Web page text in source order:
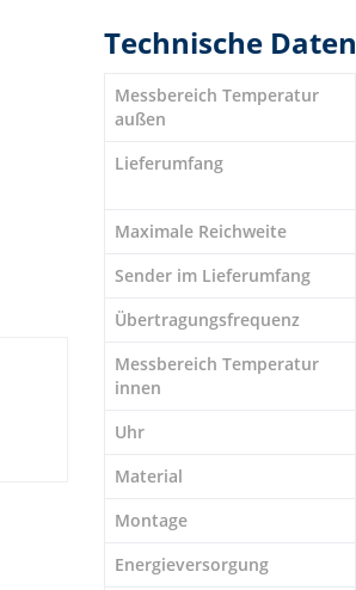
Technische Daten
Messbereich Temperatur
außen
Lieferumfang
Maximale Reichweite
Sender im Lieferumfang
Übertragungsfrequenz
Messbereich Temperatur
innen
Uhr
Material
Montage
Energieversorgung